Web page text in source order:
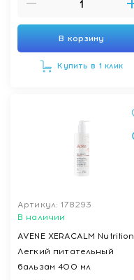
В корзину
Купить в 1 клик
Артикул: 178293
В наличии
AVENE XERACALM Nutrition
Легкий питательный
бальзам 400 мл